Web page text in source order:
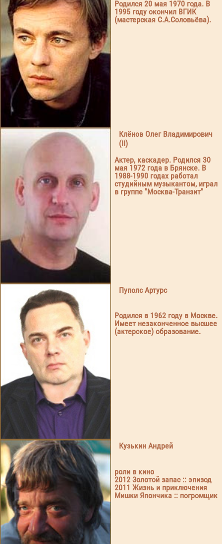
Родился 20 мая 1970 года. В
1995 году окончил ВГИК
(мастерская С.А.Соловьёва).
Клёнов Олег Владимирович
(II)
Актер, каскадер. Родился 30
мая 1972 года в Брянске. В
1988-1990 годах работал
студийным музыкантом, играл
в группе "Москва-Транзит"
Пуполс Артурс
Родился в 1962 году в Москве.
Имеет незаконченное высшее
(актерское) образование.
Кузькин Андрей
роли в кино
2012 Золотой запас :: эпизод
2011 Жизнь и приключения
Мишки Япончика :: погромщик